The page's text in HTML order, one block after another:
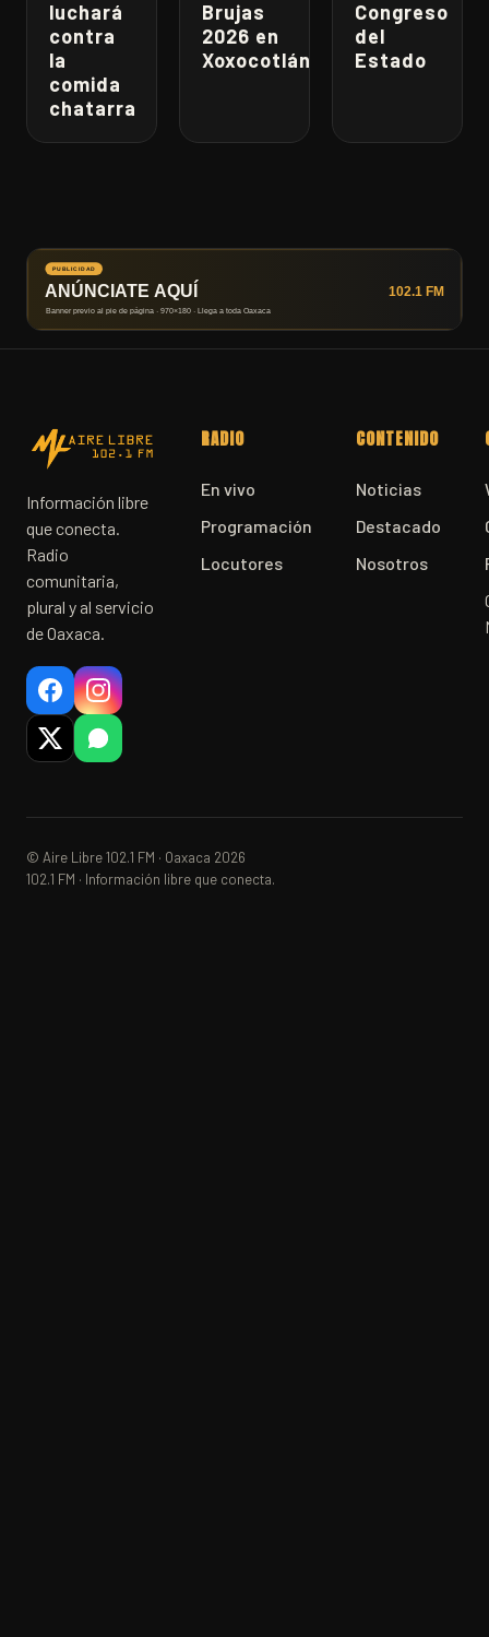
luchará
contra
la
comida
chatarra
Brujas
2026 en
Xoxocotlán
Congreso
del
Estado
Información libre
que conecta.
Radio
comunitaria,
plural y al servicio
de Oaxaca.
RADIO
En vivo
Programación
Locutores
CONTENIDO
Noticias
Destacado
Nosotros
© Aire Libre 102.1 FM · Oaxaca 2026
102.1 FM · Información libre que conecta.